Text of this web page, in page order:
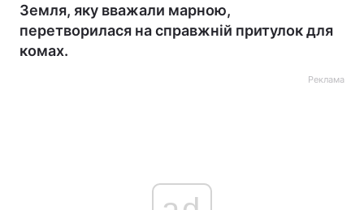
Земля, яку вважали марною,
перетворилася на справжній притулок для
комах.
Реклама